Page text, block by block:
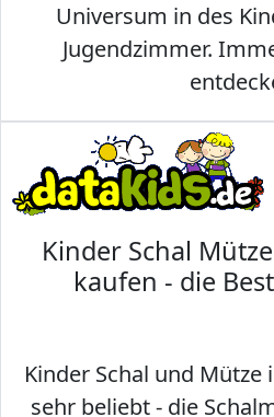
Universum in des
Jugendzimmer.
Kinder Schal
kaufen - die
Kinder Schal und Mütze
sehr beliebt - die